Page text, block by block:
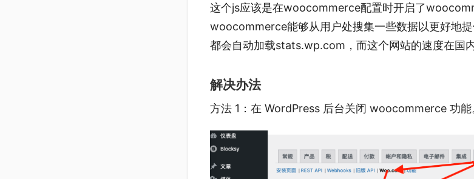
这个js应该是在woocommerce配置时开启了
woocommerce能够从用户处搜集一些数据以更好地
都会自动加载stats.wp.com，而这个网站的速度在国内
解决办法
方法 1：在 WordPress 后台关闭 woocommerce 功能